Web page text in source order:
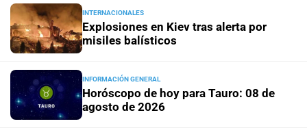
En Asociación con:
INTERNACIONALES
Explosiones en Kiev tras alerta por
misiles balísticos
INFORMACIÓN GENERAL
Horóscopo de hoy para Tauro: 08 de
agosto de 2026